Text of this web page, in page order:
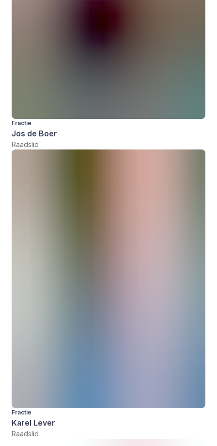
Fractie
Jos de Boer
Raadslid
Fractie
Karel Lever
Raadslid